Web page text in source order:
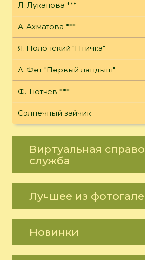
Л. Луканова ***
А. Ахматова ***
Я. Полонский "Птичка"
А. Фет "Первый ландыш"
Ф. Тютчев ***
Солнечный зайчик
Виртуальная
служба
Лучшее из
Новинки